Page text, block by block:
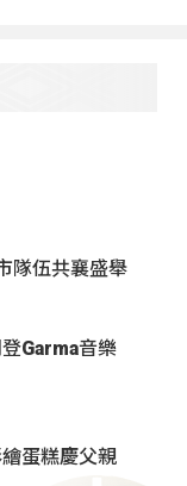
隊伍共襄盛舉
Garma音樂
蛋糕慶父親